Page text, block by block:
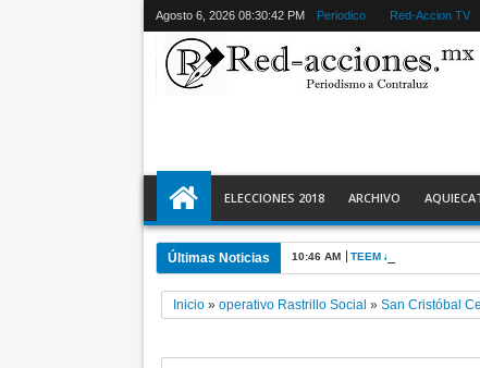
Agosto 6, 2026 08:30:44 PM Periodico Red-Accion TV
ELECCIONES 2018 ARCHIVO
Últimas Noticias 10:46 AM TEEM acredita
Inicio» operativo Rastrillo Social » San Cristóbal